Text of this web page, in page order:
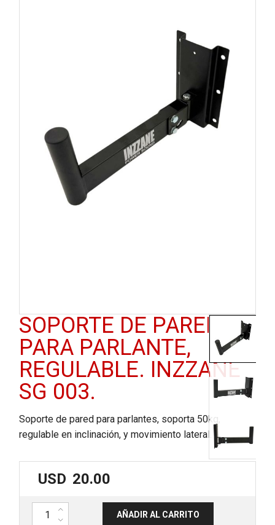
SOPORTE DE PARED
PARA PARLANTE,
REGULABLE. INZZANE
SG 003.
Soporte de pared para parlantes, soporta 50kg,
regulable en inclinación, y movimiento lateral.
USD 20.00
Soporte de pared para parlante, regulable. INZZANE SG 003.
AÑADIR AL CARRITO